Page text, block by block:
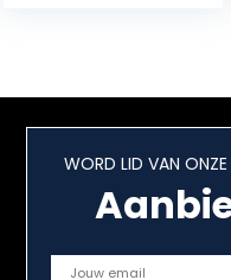
WORD LID VAN